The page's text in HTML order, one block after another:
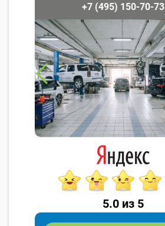
+7 (495) 150-70-73
5.0 из 5